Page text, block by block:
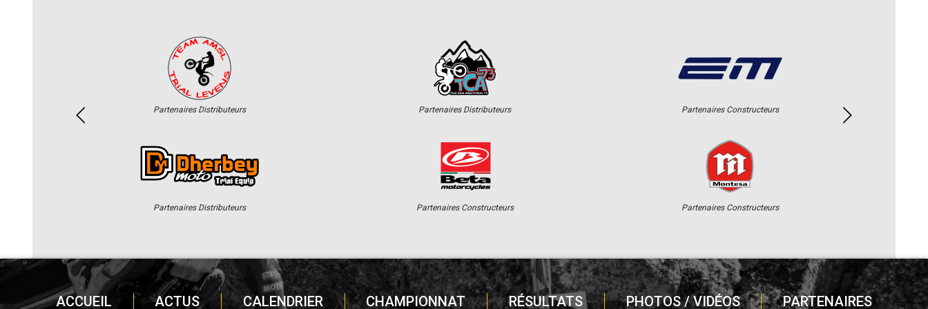
Partenaires Distributeurs
Partenaires Distributeurs
Partenaires Distributeurs
Partenaires Constructeurs
Partenaires Constructeurs
Partenaires Constructeurs
ACCUEIL ACTUS CALENDRIER CHAMPIONNAT RÉSULTATS PHOTOS / VIDÉOS PARTENAIRES